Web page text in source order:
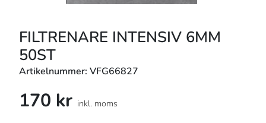
FILTRENARE INTENSIV 6MM
50ST
Artikelnummer: VFG66827
170 kr inkl. moms